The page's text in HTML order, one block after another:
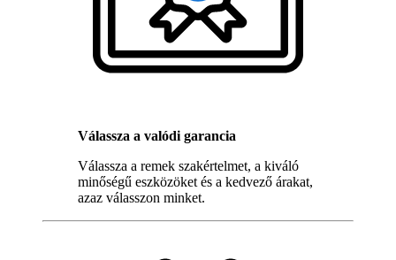
Válassza a valódi garancia
Válassza a remek szakértelmet, a kiváló
minőségű eszközöket és a kedvező árakat,
azaz válasszon minket.